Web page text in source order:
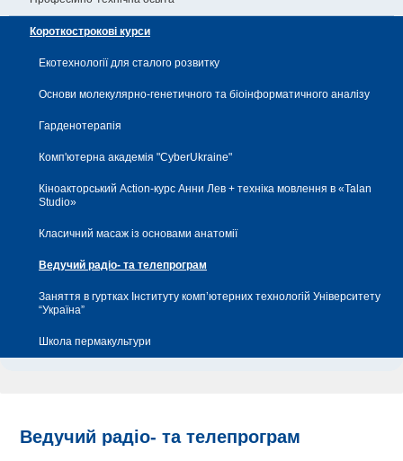
Короткострокові курси
Екотехнології для сталого розвитку
Основи молекулярно-генетичного та біоінформатичного аналізу
Гарденотерапія
Комп'ютерна академія "CyberUkraine"
Кіноакторський Action-курс Анни Лев + техніка мовлення в «Talan
Studio»
Класичний масаж із основами анатомії
Ведучий радіо- та телепрограм
Заняття в гуртках Інституту комп’ютерних технологій Університету
“Україна”
Школа пермакультури
Ведучий радіо- та телепрограм